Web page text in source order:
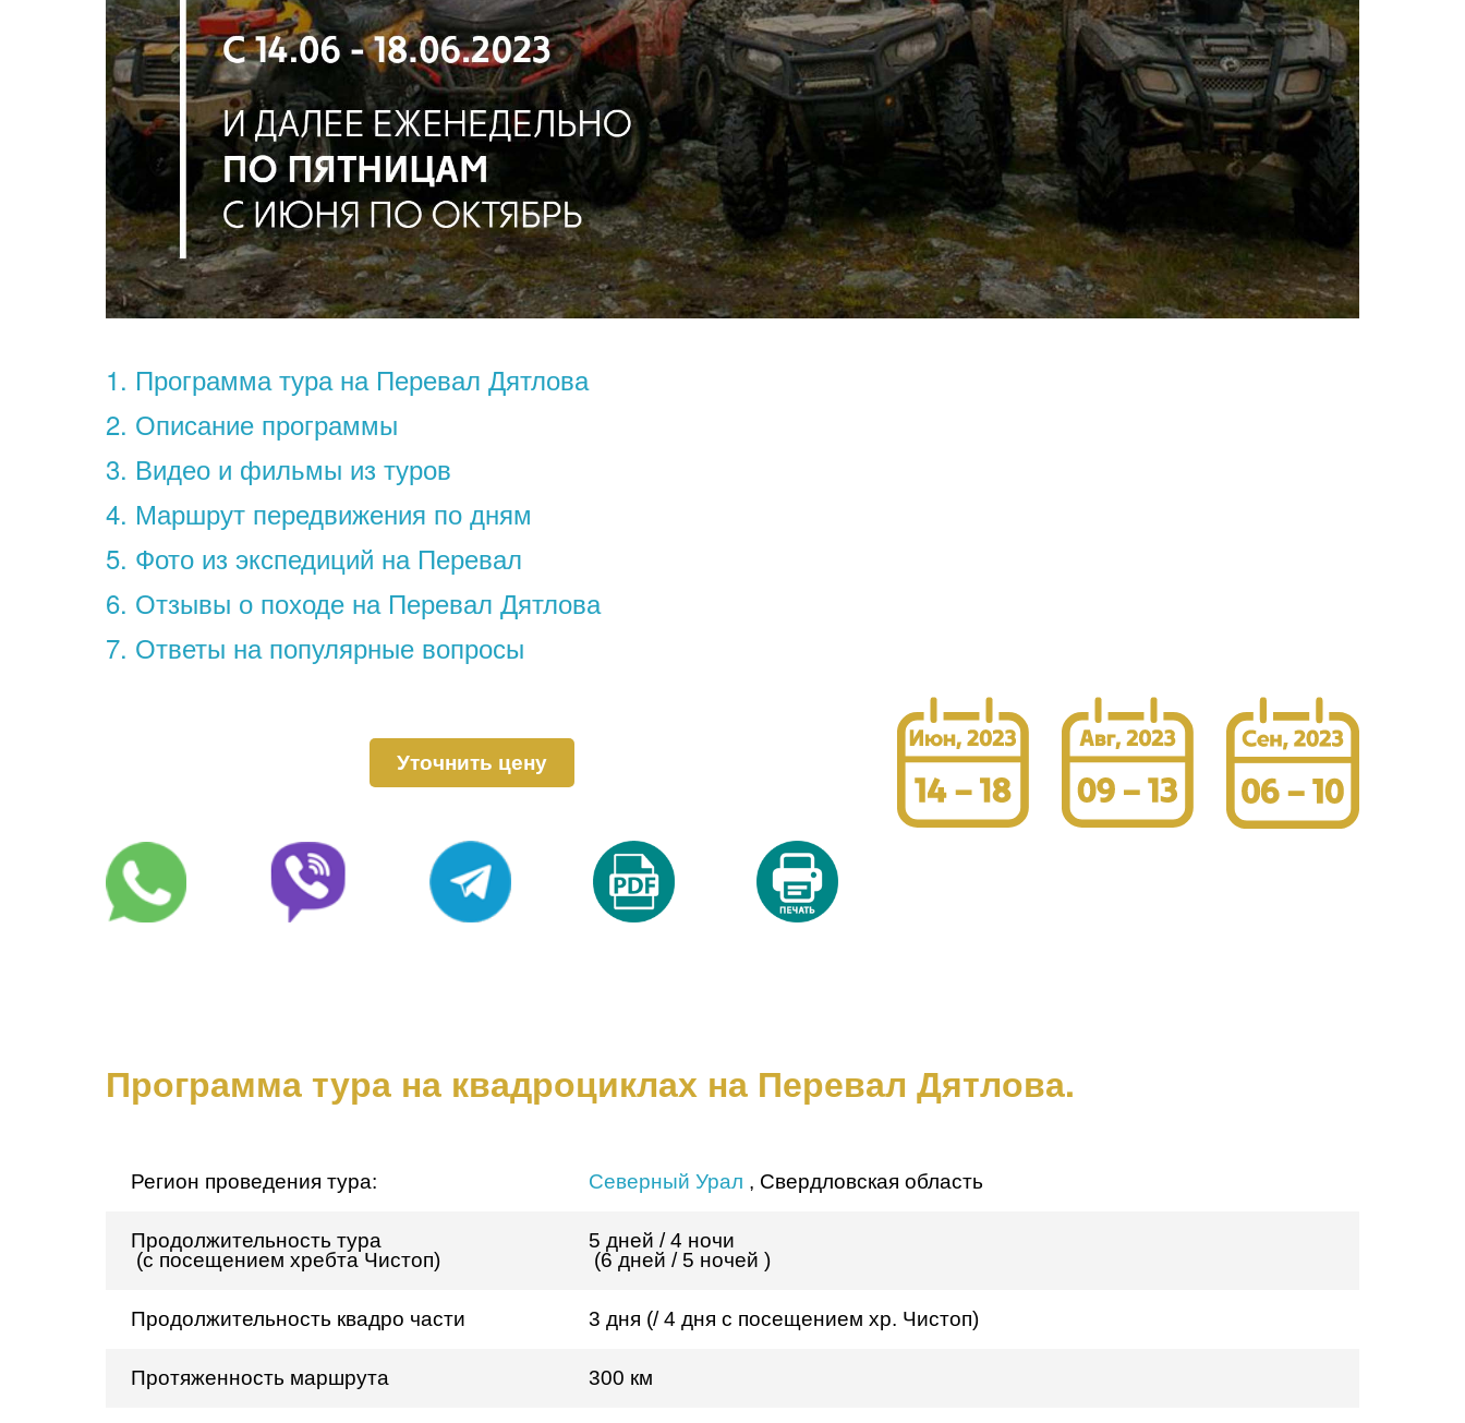
1. Программа тура на Перевал Дятлова
2. Описание программы
3. Видео и фильмы из туров
4. Маршрут передвижения по дням
5. Фото из экспедиций на Перевал
6. Отзывы о походе на Перевал Дятлова
7. Ответы на популярные вопросы
Уточнить цену
Программа тура на квадроциклах на Перевал Дятлова.
Регион проведения тура: Северный Урал , Свердловская область
Продолжительность тура 5 дней /4 ночи
(с посещением хребта Чистоп)
(6 дней / 5 ночей )
Продолжительность квадро части 3 дня (/ 4 дня с посещением хр. Чистоп)
Протяженность маршрута 300 км